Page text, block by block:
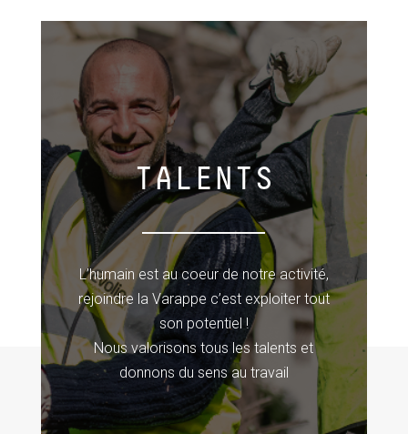
TALENTS
L’humain est au coeur de notre activité,
rejoindre la Varappe c’est exploiter tout
son potentiel !
Nous valorisons tous les talents et
donnons du sens au travail